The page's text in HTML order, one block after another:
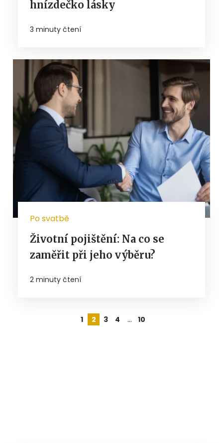
hnízdečko lásky
3 minuty čtení
Po svatbě
Životní pojištění: Na co se
zaměřit při jeho výběru?
2 minuty čtení
1 2 3 4 … 10